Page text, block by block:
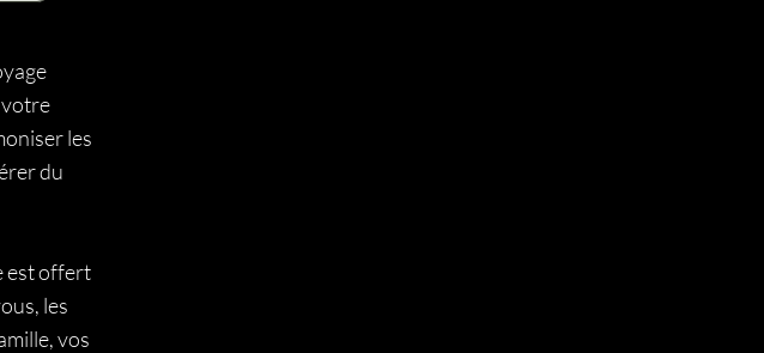
les
du
est offert
les
vos